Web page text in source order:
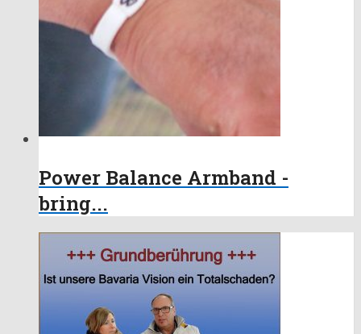
Power Balance Armband -
bring...